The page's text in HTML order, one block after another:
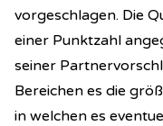
vorgeschlagen. Die
einer Punktzahl
seiner
Bereichen es die
in welchen es